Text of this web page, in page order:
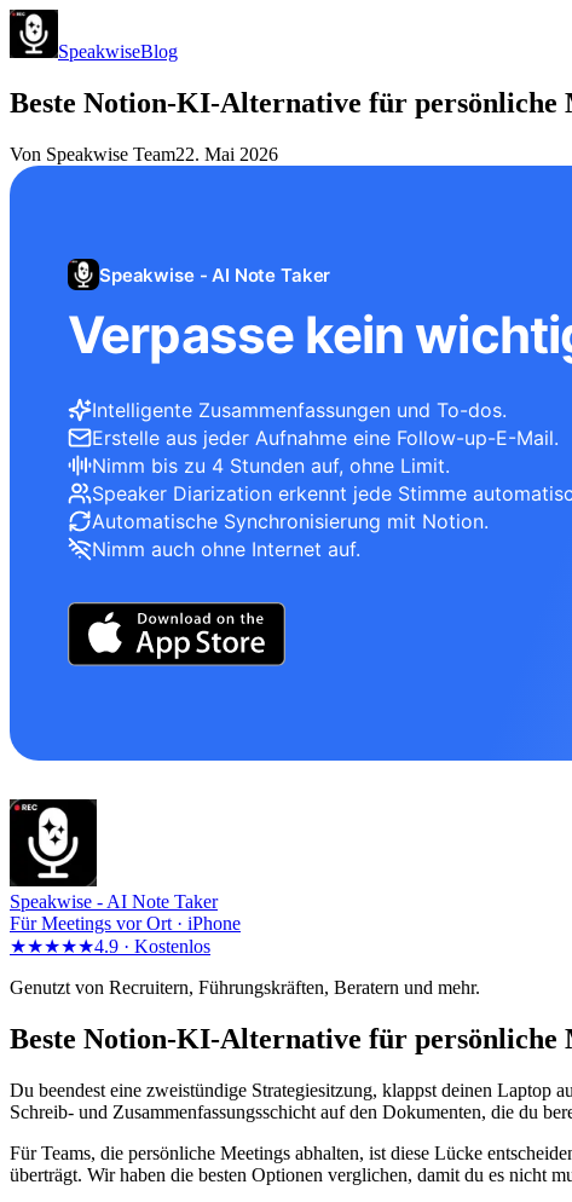
SpeakwiseBlog
Beste Notion-KI-Alternative für persönliche
Von Speakwise Team22. Mai 2026
Speakwise - AI Note Taker
Verpasse kein
Intelligente Zusammenfassungen und To-dos.
Erstelle aus jeder Aufnahme eine Follow-up-E-Mail.
Nimm bis zu 4 Stunden auf, ohne Limit.
Speaker Diarization erkennt jede Stimme
Automatische Synchronisierung mit Notion.
Nimm auch ohne Internet auf.
Speakwise - AI Note Taker
Für Meetings vor Ort · iPhone
★★★★★4.9 · Kostenlos
Genutzt von Recruitern, Führungskräften, Beratern und mehr.
Beste Notion-KI-Alternative für persönliche
Du beendest eine zweistündige Strategiesitzung, klappst deinen Laptop
Schreib- und Zusammenfassungsschicht auf den Dokumenten, die du
Für Teams, die persönliche Meetings abhalten, ist diese Lücke
überträgt. Wir haben die besten Optionen verglichen, damit du es nicht